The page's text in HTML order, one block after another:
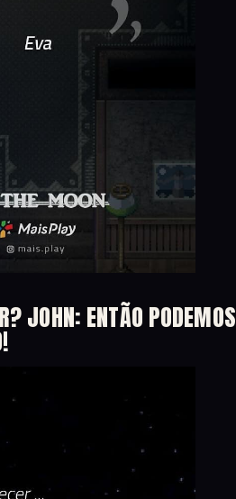
JOHN: ENTÃO PODEMOS